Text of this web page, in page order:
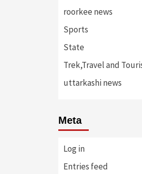
roorkee news
Sports
State
Trek,Travel and
uttarkashi news
Meta
Log in
Entries feed